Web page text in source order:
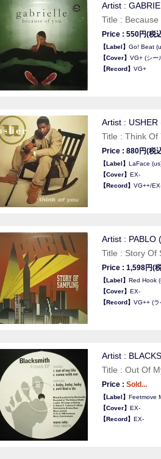
Artist :
Title : Because
Price : 550円(税
【Label】 Go! Beat
【Cover】 VG+ (シー
【Record】 VG+
Artist : USHER
Title : Think Of
Price : 880円(税
【Label】 LaFace
【Cover】 EX-
【Record】 VG++/
Artist : PABLO
Title : Story Of
Price : 1,598円(
【Label】 Red Hook
【Cover】 EX-
【Record】 VG++ (ラ
Artist :
Title : Out Of
Price : Sold...
【Label】 Feetmove
【Cover】 EX-
【Record】 EX-